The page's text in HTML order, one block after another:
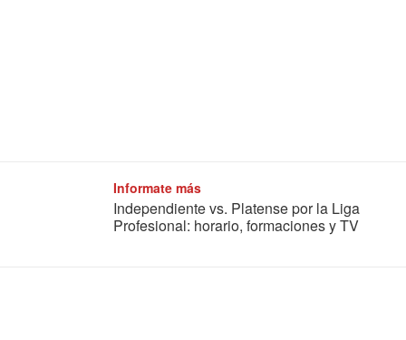
Informate más
Independiente vs. Platense por la Liga
Profesional: horario, formaciones y TV